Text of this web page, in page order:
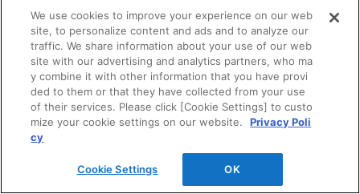
動画
シミュレーションツール
24時間換気システム〈エアスマート〉
簡易設計見積ソフト
R&Dセンター環境測定・分析サービス
商品マスター申し込み
We use cookies to improve your experience on our web
site, to personalize content and ads and to analyze our
traffic. We share information about your use of our web
site with our advertising and analytics partners, who ma
y combine it with other information that you have provi
ded to them or that they have collected from your use
of their services. Please click [Cookie Settings] to custo
mize your cookie settings on our website.
Privacy Poli
cy
Cookie Settings OK